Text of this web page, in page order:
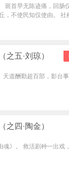
斑首早无陈迹痛，回肠
，不使民知仅使由。 社
之五·刘琼）
天道酬勤超百部，影台
之四·陶金）
》。 救活剧种一出戏